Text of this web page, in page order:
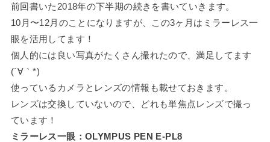
前回書いた2018年の下半期の続きを書いていきます。
10月〜12月のことになりますが、この3ヶ月はミラーレス一
眼を活用してます！
個人的には良い写真がたくさん撮れたので、満足してます
(´∀｀*)
使っているカメラとレンズの情報も載せておきます。
レンズは交換していないので、どれも単焦点レンズで撮っ
ています！
ミラーレス一眼：OLYMPUS PEN E-PL8